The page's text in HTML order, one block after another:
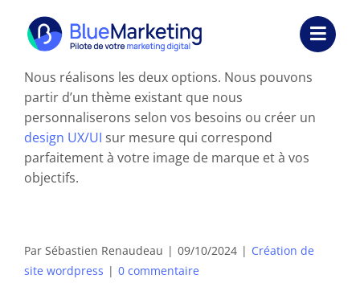
contenu
Expertises
Formations
Externalisation
Ressources
Nous réalisons les deux options. Nous pouvons
partir d’un thème existant que nous
personnaliserons selon vos besoins ou créer un
design UX/UI sur mesure qui correspond
parfaitement à votre image de marque et à vos
objectifs.
Par Sébastien Renaudeau | 09/10/2024 | Création de
site wordpress | 0 commentaire